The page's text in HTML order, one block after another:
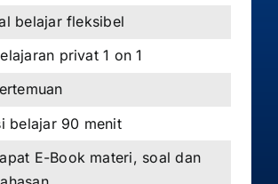
belajar fleksibel
privat 1 on 1
belajar 90 menit
E-Book materi, soal dan